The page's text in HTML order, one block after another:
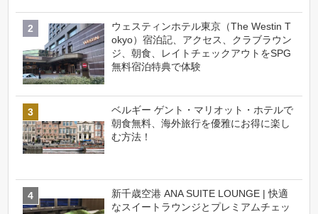
ウェスティンホテル東京（The Westin T
okyo）宿泊記、アクセス、クラブラウン
ジ、朝食、レイトチェックアウトをSPG
無料宿泊特典で体験
ベルギー ゲント・マリオット・ホテルで
朝食無料、海外旅行を優雅にお得に楽し
む方法！
新千歳空港 ANA SUITE LOUNGE | 快適
なスイートラウンジとプレミアムチェッ